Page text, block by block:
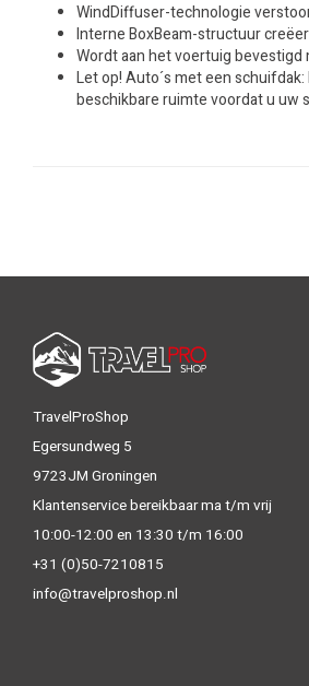
WindDiffuser-technologie
Interne BoxBeam-structuur
Wordt aan het voertuig
Let op! Auto´s met een
beschikbare ruimte voordat u uw
TravelProShop
Egersundweg 5
9723JM Groningen
Klantenservice bereikbaar ma t/m vrij
10:00-12:00 en 13:30 t/m 16:00
+31 (0)50-7210815
info@travelproshop.nl